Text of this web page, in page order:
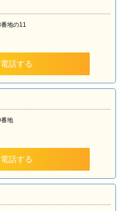
地の11
電話する
地
電話する